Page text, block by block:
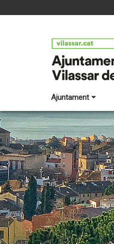
Ajuntament